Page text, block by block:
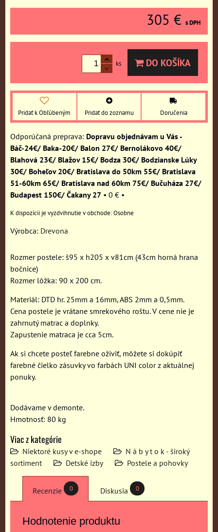
305 € s DPH
ks DO KOŠÍKA
Pridať k Obľúbeným Pridať do zoznamu Doručenia
Dopravu objednávam u Vás -
Báč-24€/ Baka-20€/ Balon 27€/ Bernolákovo 40€/
Blahová 23€/ Blažov 15€/ Bodza 30€/ Bodzianske Lúky
30€/ Boheľov 20€/ Bratislava do 50km 55€/ Bratislava
51-60km 65€/ Bratislava nad 60km 75€/ Bučuháza 27€/
Budapest 150€/ Čakany 27 • 0 € •
Osobne
Výrobca: Drevona
Rozmer postele: š95 x h205 x v81cm (43cm horná hrana
bočnice)
Rozmer lôžka: 90 x 200 cm.
Materiál: DTD hr. 25mm a 16mm, ABS 2mm a 0,5mm.
Cena postele je vrátane smrekového roštu. V cene nie je
zahrnutý matrac a doplnky.
Zapustenie matraca je cca 5cm.
Ak si chcete posteľ farebne oživiť, môžete si dokúpiť
farebné čielko zásuvky vo farbách UNI color z aktuálnej
ponuky.
Dodávame v demonte.
Hmotnosť: 80 kg
Viac z kategórie
Niektoré kusy v e-shope
N á b y t o k - široký
sortiment
Detské izby Postele a pohovky
Recenzie 0 Diskusia 0
Hodnotenie produktu